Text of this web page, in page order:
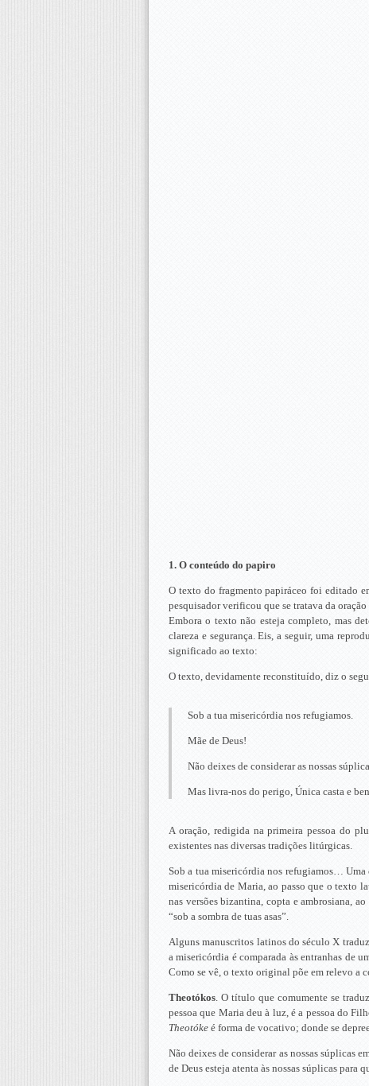
1. O conteúdo do papiro
O texto do fragmento papiráceo foi editado
pesquisador verificou que se tratava da
Embora o texto não esteja completo, mas
clareza e segurança. Eis, a seguir, uma
significado ao texto:
O texto, devidamente reconstituído, diz o
Sob a tua misericórdia nos refugiamos.
Mãe de Deus!
Não deixes de considerar as nossas
Mas livra-nos do perigo, Única casta e
A oração, redigida na primeira pessoa do
existentes nas diversas tradições litúrgicas.
Sob a tua misericórdia nos refugiamos… Uma
misericórdia de Maria, ao passo que o texto
nas versões bizantina, copta e ambrosiana,
“sob a sombra de tuas asas”.
Alguns manuscritos latinos do século X
a misericórdia é comparada às entranhas de
Como se vê, o texto original põe em relevo a
Theotókos . O título que comumente se
pessoa que Maria deu à luz, é a pessoa do
Theotóke é forma de vocativo; donde se
Não deixes de considerar as nossas súplicas
de Deus esteja atenta às nossas súplicas para